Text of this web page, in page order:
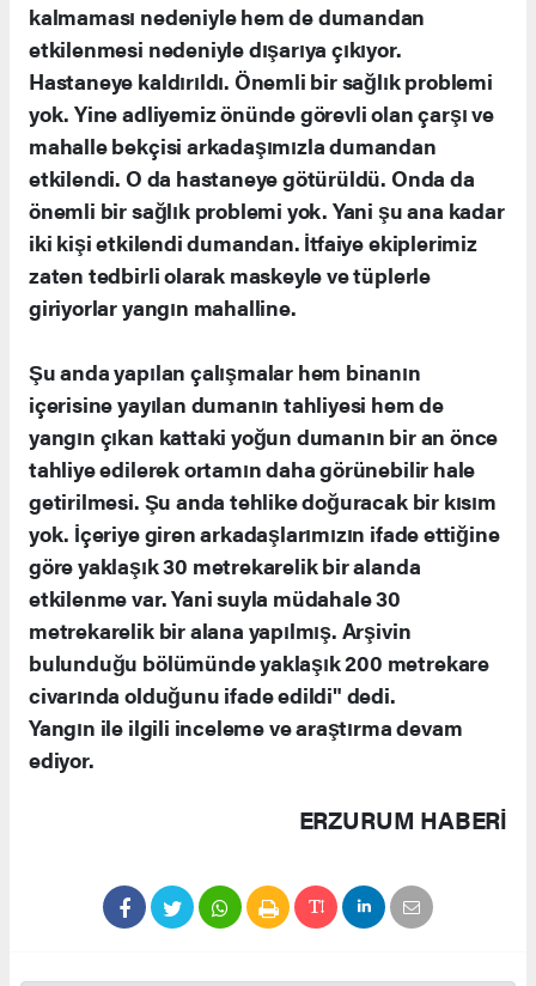
kalmaması nedeniyle hem de dumandan
etkilenmesi nedeniyle dışarıya çıkıyor.
Hastaneye kaldırıldı. Önemli bir sağlık problemi
yok. Yine adliyemiz önünde görevli olan çarşı ve
mahalle bekçisi arkadaşımızla dumandan
etkilendi. O da hastaneye götürüldü. Onda da
önemli bir sağlık problemi yok. Yani şu ana kadar
iki kişi etkilendi dumandan. İtfaiye ekiplerimiz
zaten tedbirli olarak maskeyle ve tüplerle
giriyorlar yangın mahalline.
Şu anda yapılan çalışmalar hem binanın
içerisine yayılan dumanın tahliyesi hem de
yangın çıkan kattaki yoğun dumanın bir an önce
tahliye edilerek ortamın daha görünebilir hale
getirilmesi. Şu anda tehlike doğuracak bir kısım
yok. İçeriye giren arkadaşlarımızın ifade ettiğine
göre yaklaşık 30 metrekarelik bir alanda
etkilenme var. Yani suyla müdahale 30
metrekarelik bir alana yapılmış. Arşivin
bulunduğu bölümünde yaklaşık 200 metrekare
civarında olduğunu ifade edildi" dedi.
Yangın ile ilgili inceleme ve araştırma devam
ediyor.
ERZURUM HABERİ